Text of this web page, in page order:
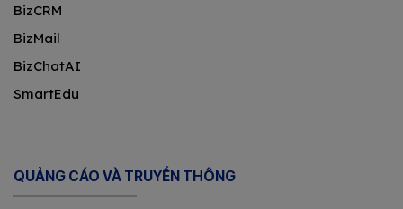
BizCRM
BizMail
BizChatAI
SmartEdu
QUẢNG CÁO VÀ TRUYỀN THÔNG